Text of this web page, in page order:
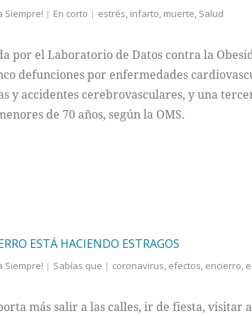
Siempre! En corto estrés infarto muerte Salud
por el Laboratorio de Datos contra la
defunciones por enfermedades
y accidentes cerebrovasculares, y una
de 70 años, según la OMS.
ESTÁ HACIENDO ESTRAGOS
Siempre! Sabías que coronavirus, efectos, encierro,
más salir a las calles, ir de fiesta, visitar